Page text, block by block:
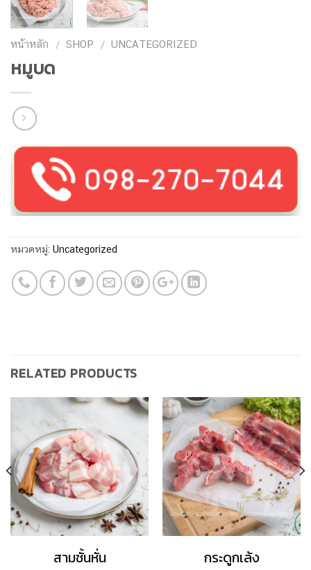
หน้าหลัก / SHOP / UNCATEGORIZED
หมูบด
หมวดหมู่: Uncategorized
RELATED PRODUCTS
สามชั้นหั่น กระดูกเล้ง